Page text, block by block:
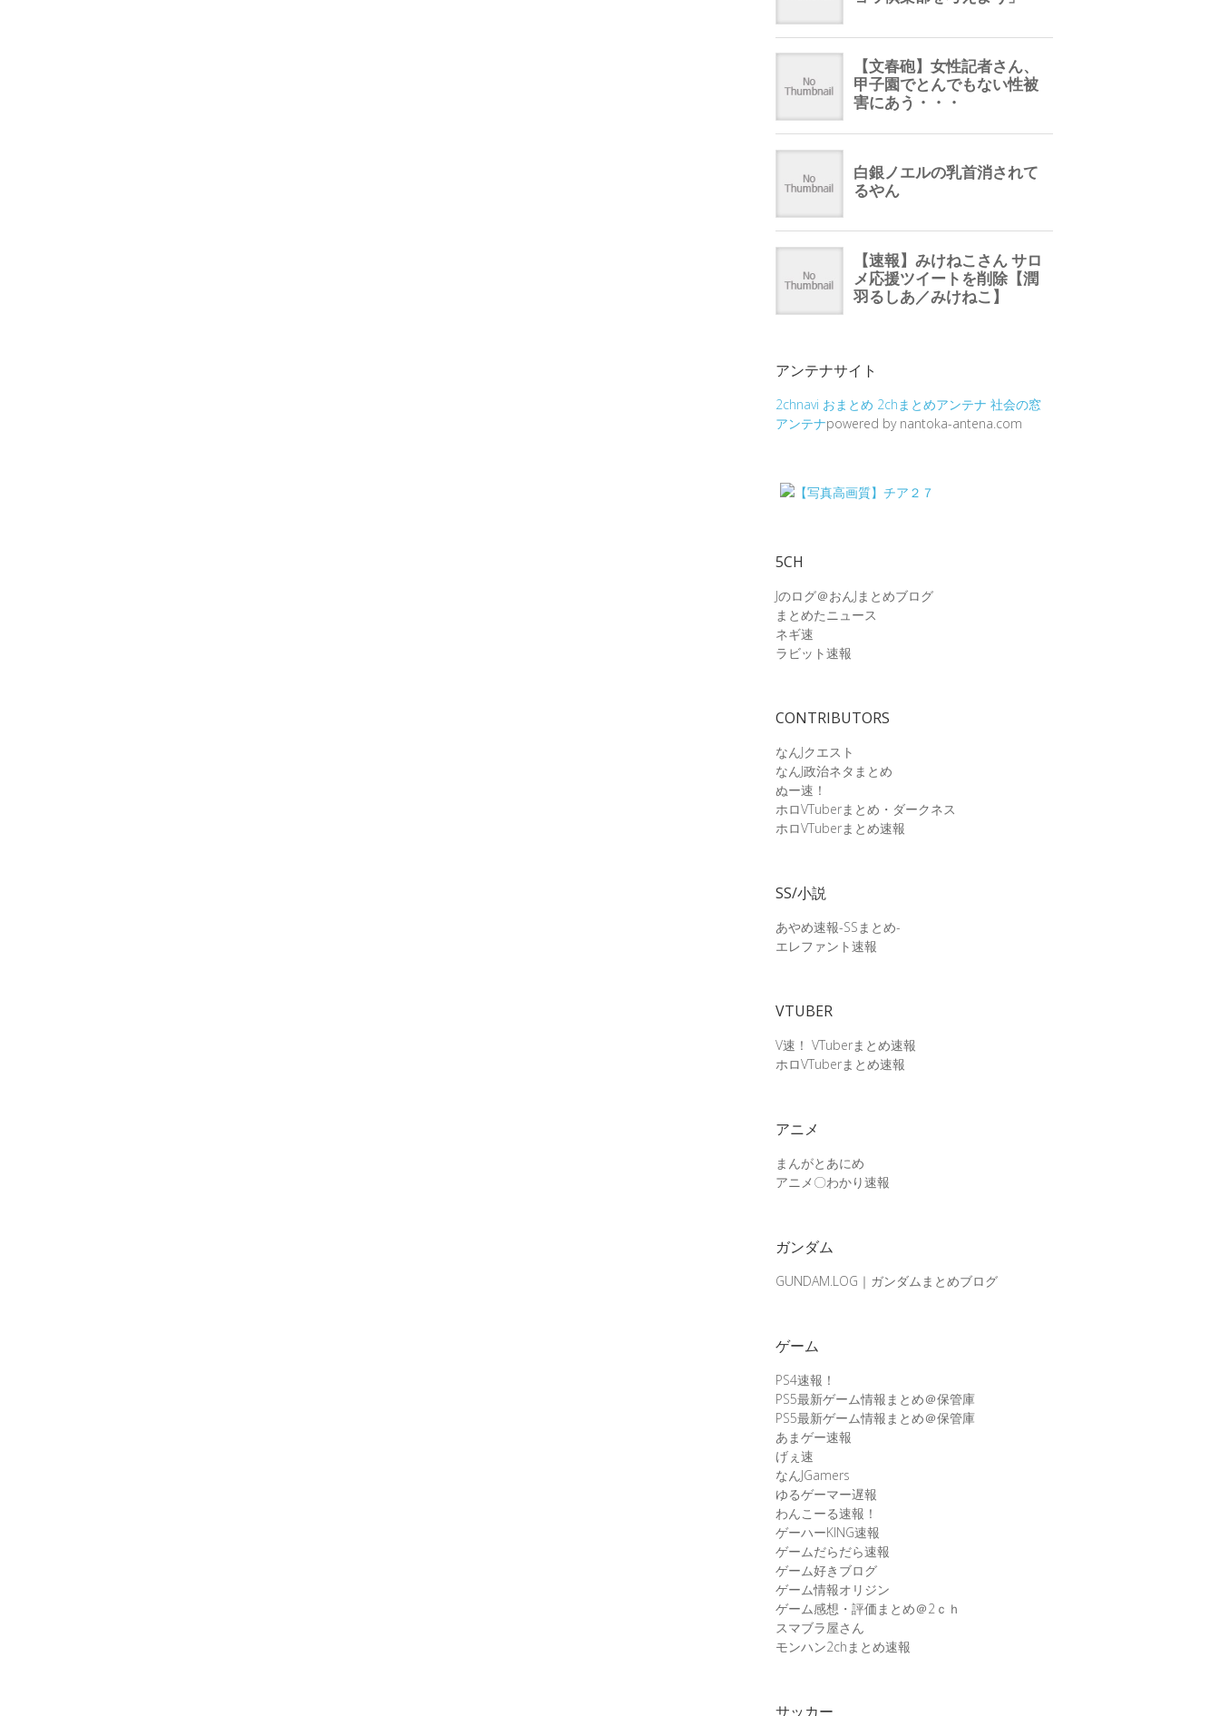
アンテナサイト
2chnavi おまとめ 2chまとめアンテナ 社会の窓
アンテナpowered by nantoka-antena.com
5CH
Jのログ＠おんJまとめブログ
まとめたニュース
ネギ速
ラビット速報
CONTRIBUTORS
なんJクエスト
なんJ政治ネタまとめ
ぬー速！
ホロVTuberまとめ・ダークネス
ホロVTuberまとめ速報
SS/小説
あやめ速報-SSまとめ-
エレファント速報
VTUBER
V速！ VTuberまとめ速報
ホロVTuberまとめ速報
アニメ
まんがとあにめ
アニメ〇わかり速報
ガンダム
GUNDAM.LOG｜ガンダムまとめブログ
ゲーム
PS4速報！
PS5最新ゲーム情報まとめ＠保管庫
PS5最新ゲーム情報まとめ＠保管庫
あまゲー速報
げぇ速
なんJGamers
ゆるゲーマー遅報
わんこーる速報！
ゲーハーKING速報
ゲームだらだら速報
ゲーム好きブログ
ゲーム情報オリジン
ゲーム感想・評価まとめ＠2ｃｈ
スマブラ屋さん
モンハン2chまとめ速報
サッカー